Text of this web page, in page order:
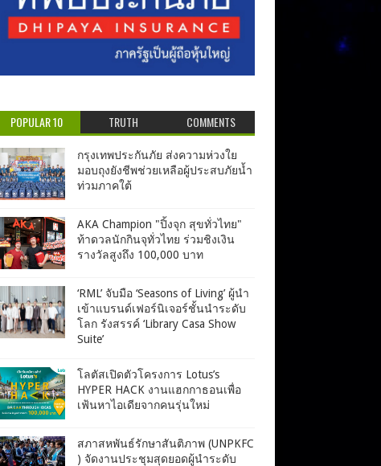
POPULAR 10 TRUTH COMMENTS
กรุงเทพประกันภัย ส่งความห่วงใย
มอบถุงยังชีพช่วยเหลือผู้ประสบภัยน้ำ
ท่วมภาคใต้
AKA Champion "ปิ้งจุก สุขทั่วไทย"
ท้าดวลนักกินจุทั่วไทย ร่วมชิงเงิน
รางวัลสูงถึง 100,000 บาท
‘RML’ จับมือ ‘Seasons of Living’ ผู้นำ
เข้าแบรนด์เฟอร์นิเจอร์ชั้นนำระดับ
โลก รังสรรค์ ‘Library Casa Show
Suite’
โลตัสเปิดตัวโครงการ Lotus’s
HYPER HACK งานแฮกกาธอนเพื่อ
เฟ้นหาไอเดียจากคนรุ่นใหม่
สภาสหพันธ์รักษาสันติภาพ (UNPKFC
) จัดงานประชุมสุดยอดผู้นำระดับ